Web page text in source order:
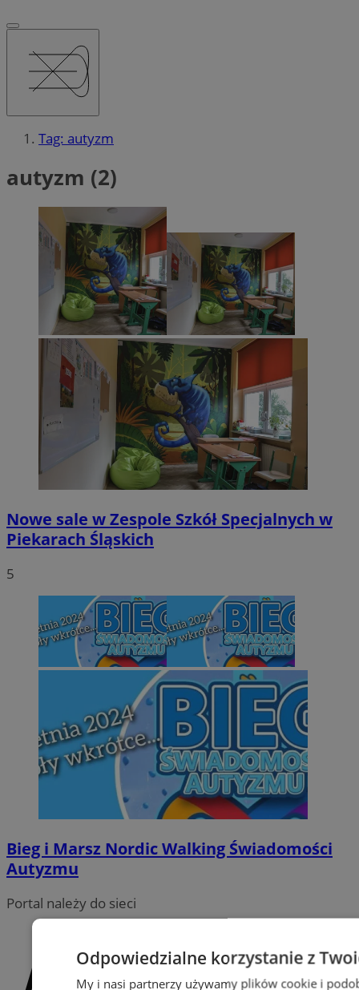
Tag: autyzm
autyzm (2)
Nowe sale w Zespole Szkół Specjalnych w
Piekarach Śląskich
5
Bieg i Marsz Nordic Walking Świadomości
Autyzmu
Portal należy do sieci
Odpowiedzialne korzystanie z
My i nasi partnerzy używamy plików cookie i